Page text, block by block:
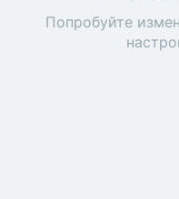
Попробуйте